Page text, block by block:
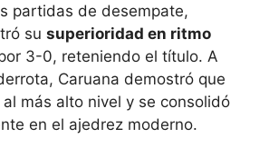
partidas de desempate,
su superioridad en ritmo
3-0, reteniendo el título. A
Caruana demostró que
más alto nivel y se consolidó
en el ajedrez moderno.